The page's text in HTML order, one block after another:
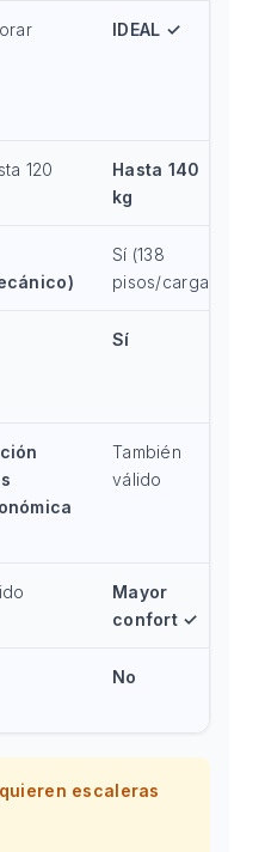
IDEAL ✓
120
Hasta 140
kg
Sí (138
pisos/carga)
Sí
También
válido
Mayor
confort ✓
No
escaleras